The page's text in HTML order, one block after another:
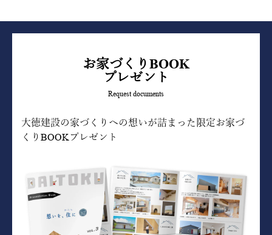
お家づくりBOOK
プレゼント
Request documents
大徳建設の家づくりへの想いが詰まった限定お家づ
くりBOOKプレゼント